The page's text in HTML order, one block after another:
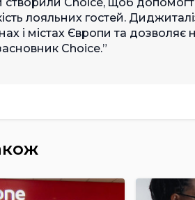
створили Choice, щоб
лояльних гостей.
і містах Європи та дозволяє
Choice.